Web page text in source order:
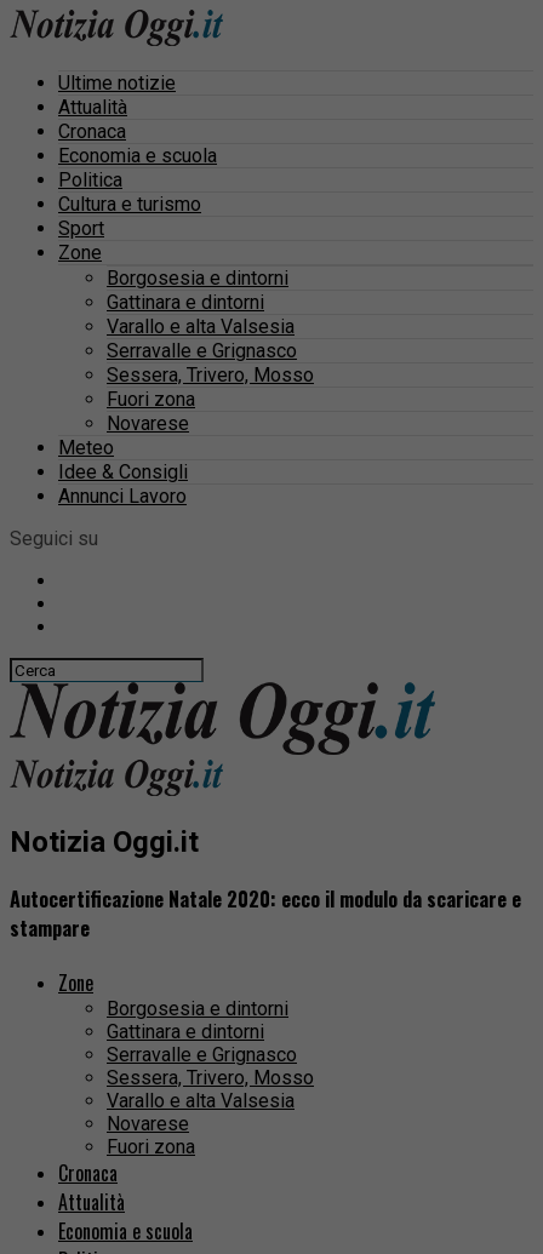
Ultime notizie
Attualità
Cronaca
Economia e scuola
Politica
Cultura e turismo
Sport
Zone
Borgosesia e dintorni
Gattinara e dintorni
Varallo e alta Valsesia
Serravalle e Grignasco
Sessera, Trivero, Mosso
Fuori zona
Novarese
Meteo
Idee & Consigli
Annunci Lavoro
Seguici su
Notizia Oggi.it
Autocertificazione Natale 2020: ecco il modulo da scaricare e
stampare
Zone
Borgosesia e dintorni
Gattinara e dintorni
Serravalle e Grignasco
Sessera, Trivero, Mosso
Varallo e alta Valsesia
Novarese
Fuori zona
Cronaca
Attualità
Economia e scuola